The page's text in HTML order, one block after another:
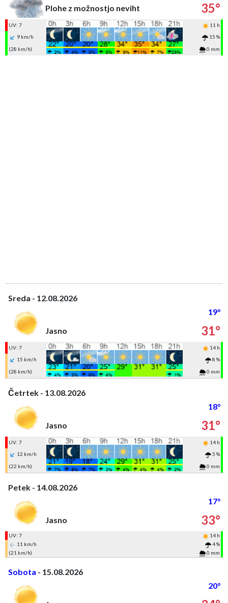
Plohe z možnostjo neviht
35°
UV: 7
11 h
9 km/h
15 %
(28 km/h)
0 mm
Sreda - 12.08.2026
19°
Jasno
31°
UV: 7
14 h
15 km/h
8 %
(28 km/h)
0 mm
Četrtek - 13.08.2026
18°
Jasno
31°
UV: 7
14 h
12 km/h
5 %
(22 km/h)
0 mm
Petek - 14.08.2026
17°
Jasno
33°
UV: 7
14 h
11 km/h
4 %
(21 km/h)
0 mm
Sobota - 15.08.2026
20°